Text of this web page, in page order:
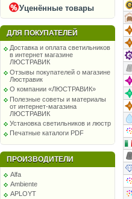
Уценённые товары
ДЛЯ ПОКУПАТЕЛЕЙ
Доставка и оплата светильников
в интернет магазине
ЛЮСТРАВИК
Отзывы покупателей о магазине
Люстравик
О компании «ЛЮСТРАВИК»
Полезные советы и материалы
от интернет-магазина
ЛЮСТРАВИК
Установка светильников и люстр
Печатные каталоги PDF
ПРОИЗВОДИТЕЛИ
Alfa
Ambiente
APLOYT